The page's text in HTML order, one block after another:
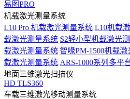
易图PRO
机载激光测量系统
L10 Pro 机载激光测量系统 L10机载
载激光测量系统 S2轻小型机载激光
载激光测量系统 智喙PM-1500机载
载激光测量系统 ARS-1000系列多平
地面三维激光扫描仪
HD TLS360
车载三维激光移动测量系统